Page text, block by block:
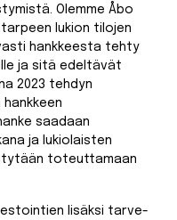
Olemme Åbo
lukion tilojen
hankkeesta tehty
ja sitä edeltävät
2023 tehdyn
saadaan
ja lukiolaisten
toteuttamaan
lisäksi tarve-